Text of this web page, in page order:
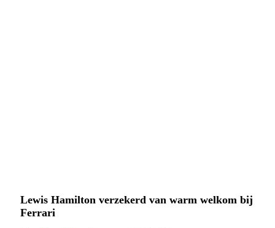
Lewis Hamilton verzekerd van warm welkom bij
Ferrari